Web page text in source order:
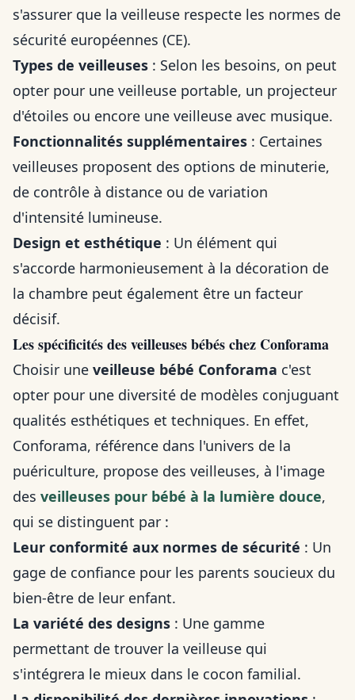
s'assurer que la veilleuse respecte les normes de
sécurité européennes (CE).
Types de veilleuses : Selon les besoins, on peut
opter pour une veilleuse portable, un projecteur
d'étoiles ou encore une veilleuse avec musique.
Fonctionnalités supplémentaires : Certaines
veilleuses proposent des options de minuterie,
de contrôle à distance ou de variation
d'intensité lumineuse.
Design et esthétique : Un élément qui
s'accorde harmonieusement à la décoration de
la chambre peut également être un facteur
décisif.
Les spécificités des veilleuses bébés chez Conforama
Choisir une veilleuse bébé Conforama c'est
opter pour une diversité de modèles conjuguant
qualités esthétiques et techniques. En effet,
Conforama, référence dans l'univers de la
puériculture, propose des veilleuses, à l'image
des veilleuses pour bébé à la lumière douce,
qui se distinguent par :
Leur conformité aux normes de sécurité : Un
gage de confiance pour les parents soucieux du
bien-être de leur enfant.
La variété des designs : Une gamme
permettant de trouver la veilleuse qui
s'intégrera le mieux dans le cocon familial.